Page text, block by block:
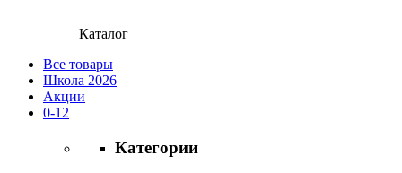
Каталог
Все товары
Школа 2026
Акции
0-12
Категории